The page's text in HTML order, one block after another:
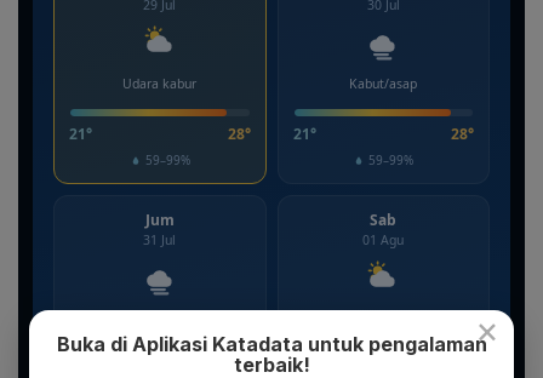
×
Buka di Aplikasi Katadata untuk pengalaman
terbaik!